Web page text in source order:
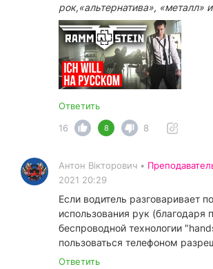
рок,«альтернатива», «металл»
Ответить
16
8 8
Антон Вікторович •
2021 20:29
Если водитель разговаривает
использования рук (благодаря
беспроводной технологии
пользоваться телефоном
Ответить